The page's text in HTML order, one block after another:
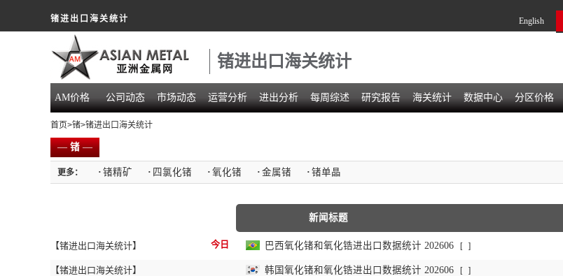
锗进出口海关统计 English
锗进出口海关统计
AM价格 公司动态 市场动态 运营分析 进出分析 每周综述 研究报告 海关统计 数据中心 分区价格
首页>锗>锗进出口海关统计
—锗—
更多： · 锗精矿 · 四氯化锗 · 氧化锗 · 金属锗 · 锗单晶
【锗进出口海关统计】 今日
【锗进出口海关统计】
新闻标题
巴西氧化锗和氧化锆进出口数据统计 202606 [ ]
韩国氧化锗和氧化锆进出口数据统计 202606 [ ]